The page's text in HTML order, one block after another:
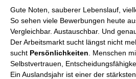
Gute Noten, sauberer Lebenslauf,
So sehen viele Bewerbungen heute
Vergleichbar. Austauschbar. Und
Der Arbeitsmarkt sucht längst nicht
sucht Persönlichkeiten . Menschen
Selbstvertrauen,
Ein Auslandsjahr ist einer der